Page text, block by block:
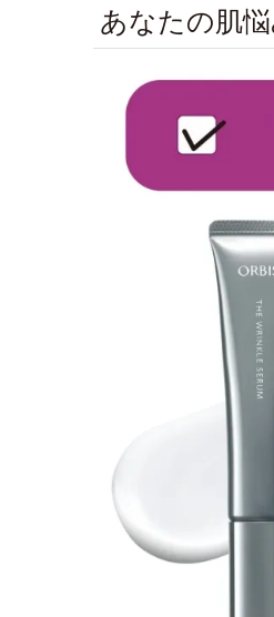
あなたの肌